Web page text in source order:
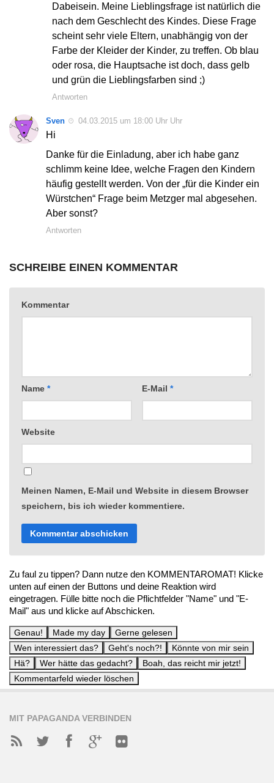
Dabeisein. Meine Lieblingsfrage ist natürlich die
nach dem Geschlecht des Kindes. Diese Frage
scheint sehr viele Eltern, unabhängig von der
Farbe der Kleider der Kinder, zu treffen. Ob blau
oder rosa, die Hauptsache ist doch, dass gelb
und grün die Lieblingsfarben sind ;)
Antworten
Sven 04.03.2015 um 18:00 Uhr Uhr
Hi
Danke für die Einladung, aber ich habe ganz
schlimm keine Idee, welche Fragen den Kindern
häufig gestellt werden. Von der „für die Kinder ein
Würstchen“ Frage beim Metzger mal abgesehen.
Aber sonst?
Antworten
SCHREIBE EINEN KOMMENTAR
Kommentar
Name * E-Mail *
Website
Meinen Namen, E-Mail und Website in diesem Browser
speichern, bis ich wieder kommentiere.
Zu faul zu tippen? Dann nutze den KOMMENTAROMAT! Klicke
unten auf einen der Buttons und deine Reaktion wird
eingetragen. Fülle bitte noch die Pflichtfelder "Name" und "E-
Mail" aus und klicke auf Abschicken.
MIT PAPAGANDA VERBINDEN